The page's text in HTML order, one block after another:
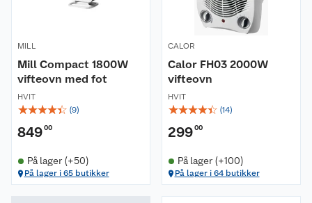
MILL
Mill Compact 1800W
vifteovn med fot
HVIT
☆☆☆☆☆ (9)
84900
På lager (+50)
På lager i 65 butikker
CALOR
Calor FH03 2000W
vifteovn
HVIT
☆☆☆☆☆ (14)
29900
På lager (+100)
På lager i 64 butikker